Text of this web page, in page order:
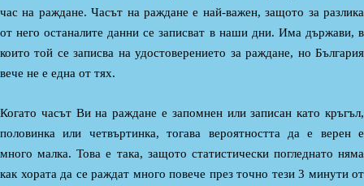
час на раждане. Часът на раждане е най-важен, защото за разлика
от него останалите данни се записват в наши дни. Има държави, в
които той се записва на удостоверението за раждане, но България
вече не е една от тях.
Когато часът Ви на раждане е запомнен или записан като кръгъл,
половинка или четвъртинка, тогава вероятността да е верен е
много малка. Това е така, защото статистически погледнато няма
как хората да се раждат много повече през точно тези 3 минути от